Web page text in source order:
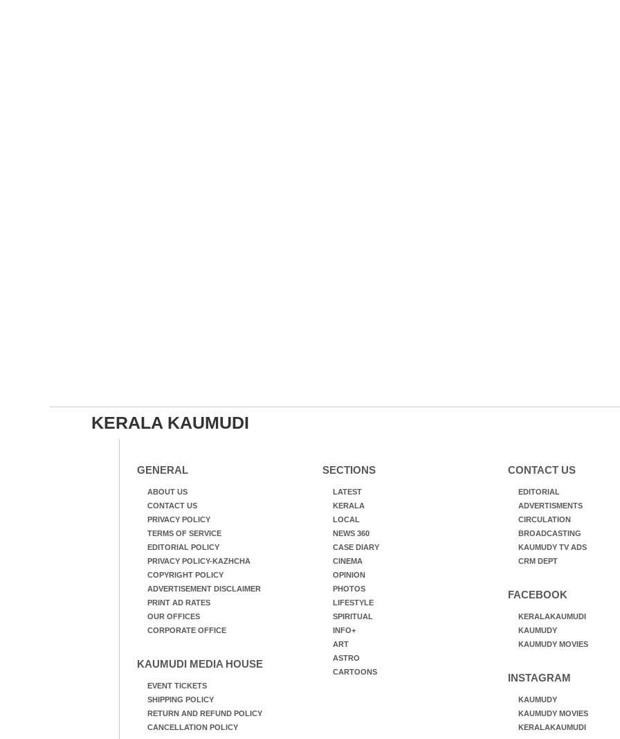
KERALA KAUMUDI
GENERAL
ABOUT US
CONTACT US
PRIVACY POLICY
TERMS OF SERVICE
EDITORIAL POLICY
PRIVACY POLICY-KAZHCHA
COPYRIGHT POLICY
ADVERTISEMENT DISCLAIMER
PRINT AD RATES
OUR OFFICES
CORPORATE OFFICE
KAUMUDI MEDIA HOUSE
EVENT TICKETS
SHIPPING POLICY
RETURN AND REFUND POLICY
CANCELLATION POLICY
SECTIONS
LATEST
KERALA
LOCAL
NEWS 360
CASE DIARY
CINEMA
OPINION
PHOTOS
LIFESTYLE
SPIRITUAL
INFO+
ART
ASTRO
CARTOONS
CONTACT US
EDITORIAL
ADVERTISMENTS
CIRCULATION
BROADCASTING
KAUMUDY TV ADS
CRM DEPT
FACEBOOK
KERALAKAUMUDI
KAUMUDY
KAUMUDY MOVIES
INSTAGRAM
KAUMUDY
KAUMUDY MOVIES
KERALAKAUMUDI